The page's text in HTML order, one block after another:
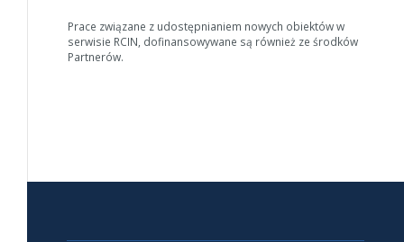
Prace związane z udostępnianiem nowych obiektów w
serwisie RCIN, dofinansowywane są również ze środków
Partnerów.